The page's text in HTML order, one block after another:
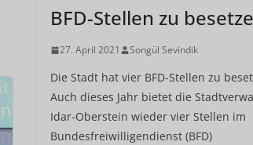
BFD-Stellen zu
27. April 2021 Songül Sevindik
Die Stadt hat vier BFD-Stellen zu
Auch dieses Jahr bietet die
Idar-Oberstein wieder vier Stellen im
Bundesfreiwilligendienst (BFD)